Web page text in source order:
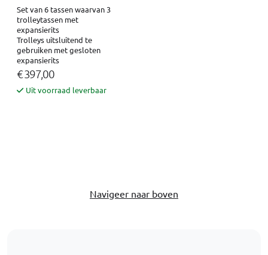
Set van 6 tassen waarvan 3
trolleytassen met
expansierits
Trolleys uitsluitend te
gebruiken met gesloten
expansierits
€ 397,00
Uit voorraad leverbaar
Navigeer naar boven